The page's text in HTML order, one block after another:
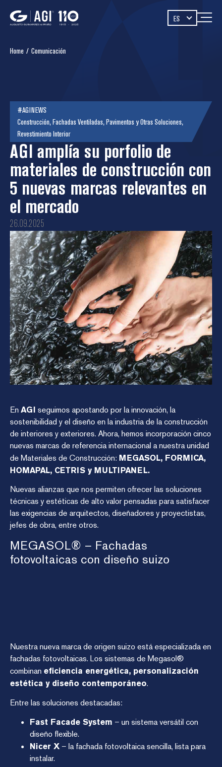
ES
Home / Comunicación
#AGINEWS
Construcción, Fachadas Ventiladas, Pavimentos y Otras Soluciones,
Revestimiento Interior
AGI amplía su porfolio de
materiales de construcción con
5 nuevas marcas relevantes en
el mercado
26.09.2025
En AGI seguimos apostando por la innovación, la
sostenibilidad y el diseño en la industria de la construcción
de interiores y exteriores. Ahora, hemos incorporación cinco
nuevas marcas de referencia internacional a nuestra unidad
de Materiales de Construcción: MEGASOL, FORMICA,
HOMAPAL, CETRIS y MULTIPANEL.
Nuevas alianzas que nos permiten ofrecer las soluciones
técnicas y estéticas de alto valor pensadas para satisfacer
las exigencias de arquitectos, diseñadores y proyectistas,
jefes de obra, entre otros.
MEGASOL® – Fachadas
fotovoltaicas con diseño suizo
Nuestra nueva marca de origen suizo está especializada en
fachadas fotovoltaicas. Los sistemas de Megasol®
combinan eficiencia energética, personalización
estética y diseño contemporáneo.
Entre las soluciones destacadas:
Fast Facade System – un sistema versátil con
diseño flexible.
Nicer X– la fachada fotovoltaica sencilla, lista para
instalar.